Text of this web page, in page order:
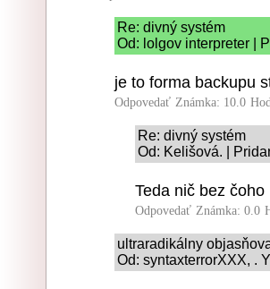
Re: divný systém
Od: lolgov interpreter |
je to forma backupu
Odpovedať Známka: 10.0
Re: divný systém
Od: Kelišová. |
Teda nič bez
Odpovedať Známka: 0.0
ultraradikálny
Od: syntaxterrorXXX, .